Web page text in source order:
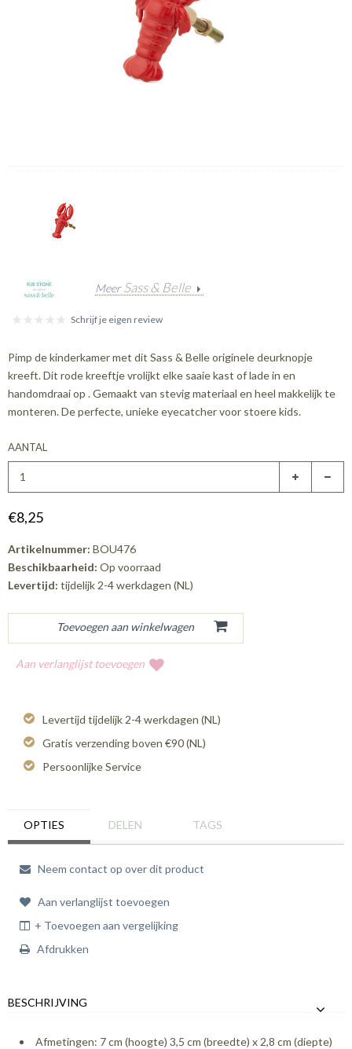
MeerSass & Belle
Schrijf je eigen review
Pimp de kinderkamer met dit Sass & Belle originele deurknopje
kreeft. Dit rode kreeftje vrolijkt elke saaie kast of lade in en
handomdraai op . Gemaakt van stevig materiaal en heel makkelijk te
monteren. De perfecte, unieke eyecatcher voor stoere kids.
AANTAL
€8,25
Artikelnummer: BOU476
Beschikbaarheid: Op voorraad
Levertijd: tijdelijk 2-4 werkdagen (NL)
Aan verlanglijst toevoegen
Levertijd tijdelijk 2-4 werkdagen (NL)
Gratis verzending boven €90 (NL)
Persoonlijke Service
OPTIES DELEN TAGS
Neem contact op over dit product
Aan verlanglijst toevoegen
+ Toevoegen aan vergelijking
Afdrukken
BESCHRIJVING
Afmetingen: 7 cm (hoogte) 3,5 cm (breedte) x 2,8 cm (diepte)